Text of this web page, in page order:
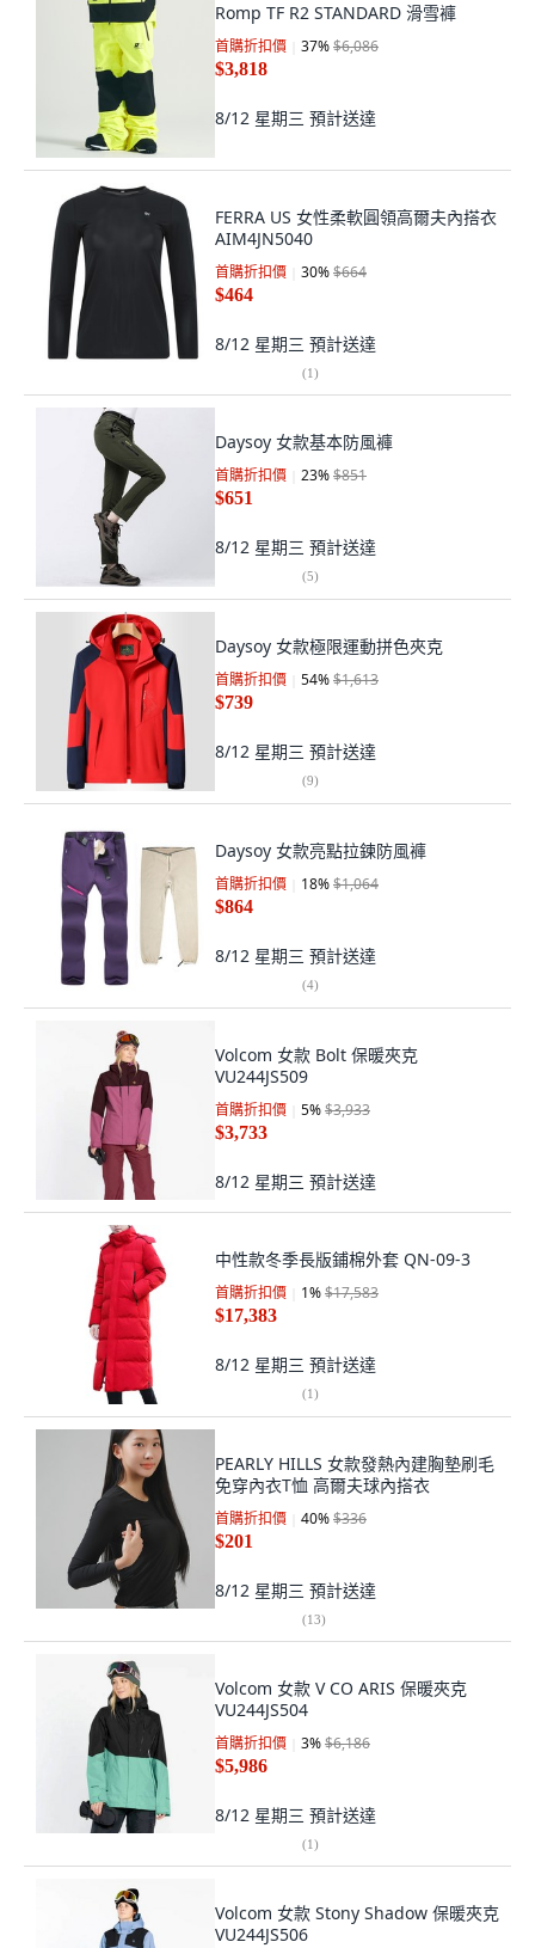
Romp TF R2 STANDARD 滑雪褲
首購折扣價 37%$6,086
$3,818
8/12 星期三 預計送達
FERRA US 女性柔軟圓領高爾夫內搭衣
AIM4JN5040
首購折扣價 30%$664
$464
8/12 星期三 預計送達
(1)
Daysoy 女款基本防風褲
首購折扣價 23%$851
$651
8/12 星期三 預計送達
(5)
Daysoy 女款極限運動拼色夾克
首購折扣價 54%$1,613
$739
8/12 星期三 預計送達
(9)
Daysoy 女款亮點拉鍊防風褲
首購折扣價 18%$1,064
$864
8/12 星期三 預計送達
(4)
Volcom 女款 Bolt 保暖夾克
VU244JS509
首購折扣價 5%$3,933
$3,733
8/12 星期三 預計送達
中性款冬季長版鋪棉外套 QN-09-3
首購折扣價 1%$17,583
$17,383
8/12 星期三 預計送達
(1)
PEARLY HILLS 女款發熱內建胸墊刷毛
免穿內衣T恤 高爾夫球內搭衣
首購折扣價 40%$336
$201
8/12 星期三 預計送達
(13)
Volcom 女款 V CO ARIS 保暖夾克
VU244JS504
首購折扣價 3%$6,186
$5,986
8/12 星期三 預計送達
(1)
Volcom 女款 Stony Shadow 保暖夾克
VU244JS506